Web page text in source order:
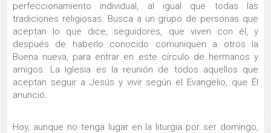
perfeccionamiento individual, al igual que todas las
tradiciones religiosas. Busca a un grupo de personas que
aceptan lo que dice, seguidores, que viven con él, y
después de haberlo conocido comuniquen a otros la
Buena nueva, para entrar en este círculo de hermanos y
amigos. La Iglesia es la reunión de todos aquellos que
aceptan seguir a Jesús y vivir según el Evangelio, que Él
anunció.
Hoy, aunque no tenga lugar en la liturgia por ser domingo,